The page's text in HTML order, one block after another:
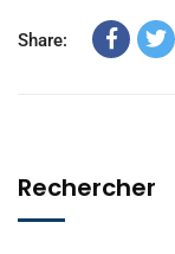
Share:
Rechercher